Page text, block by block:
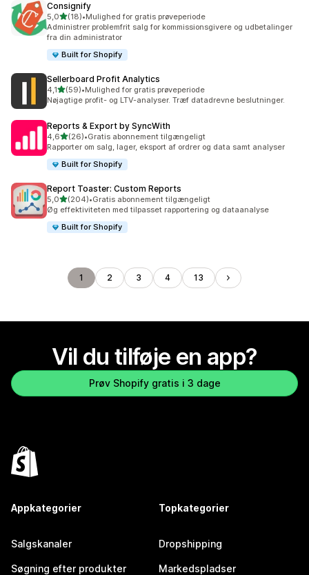
Consignify
5,0ud af 5 stjerner
(18)
18 anmeldelser i alt
•Mulighed for gratis prøveperiode
Administrer problemfrit salg for kommissionsgivere og udbetalinger
fra din administrator
Built for Shopify
Sellerboard Profit Analytics
4,1ud af 5 stjerner
(59)
59 anmeldelser i alt
•Mulighed for gratis prøveperiode
Nøjagtige profit- og LTV-analyser. Træf datadrevne beslutninger.
Reports & Export by SyncWith
4,6ud af 5 stjerner
(26)
26 anmeldelser i alt
•Gratis abonnement tilgængeligt
Rapporter om salg, lager, eksport af ordrer og data samt analyser
Built for Shopify
Report Toaster: Custom Reports
5,0ud af 5 stjerner
(204)
204 anmeldelser i alt
•Gratis abonnement tilgængeligt
Øg effektiviteten med tilpasset rapportering og dataanalyse
Built for Shopify
1 2 3 4 13
Vil du tilføje en app?
Prøv Shopify gratis i 3 dage
Appkategorier
Salgskanaler
Søgning efter produkter
Topkategorier
Dropshipping
Markedspladser